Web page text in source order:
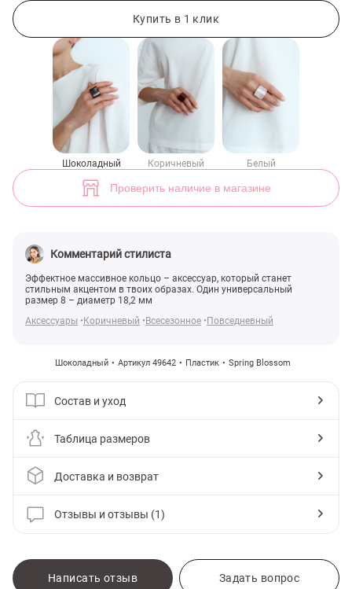
Купить в 1 клик
Шоколадный Коричневый Белый
Проверить наличие в магазине
Комментарий стилиста
Эффектное массивное кольцо – аксессуар, который станет
стильным акцентом в твоих образах. Один универсальный
размер 8 – диаметр 18,2 мм
Аксессуары
Коричневый Всесезонное Повседневный
Шоколадный Артикул 49642 Пластик Spring Blossom
Состав и уход
Таблица размеров
Доставка и возврат
Отзывы и отзывы (1)
Написать отзыв Задать вопрос
Массивное кольцо в шоколадном оттенке (арт. 49642) ♡ интернет-